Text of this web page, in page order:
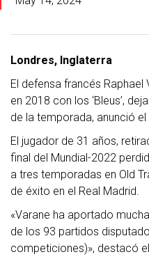
Londres, Inglaterra
El defensa francés
en 2018 con los ‘Bleus’,
de la temporada, anunció el
El jugador de 31 años,
final del Mundial-2022
a tres temporadas en Old
de éxito en el Real Madrid.
«Varane ha aportado
de los 93 partidos
competiciones)», destacó